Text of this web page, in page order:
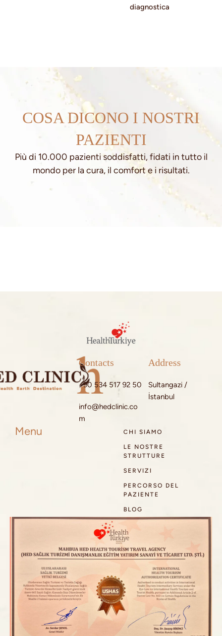
diagnostica
COSA DICONO I NOSTRI
PAZIENTI
Più di 10.000 pazienti soddisfatti, fidati in tutto il
mondo per la cura, il comfort e i risultati.
Contacts
+90 534 517 92 50
info@hedclinic.co
Address
Sultangazi /
Menu
LE NOSTRE
PERCORSO DEL
BLOG